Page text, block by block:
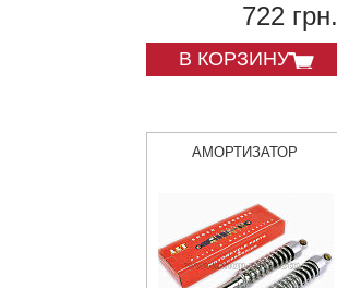
722 грн.
В КОРЗИНУ
АМОРТИЗАТОР